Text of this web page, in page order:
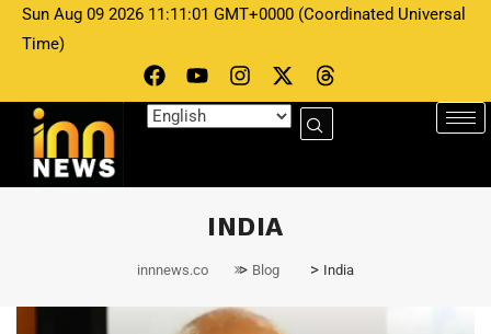
Sun Aug 09 2026 11:11:01 GMT+0000 (Coordinated Universal
Time)
INDIA
innnews.co > Blog > India